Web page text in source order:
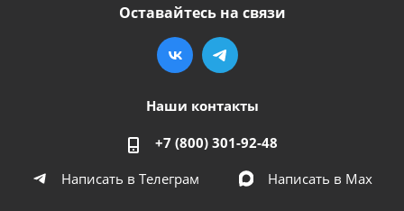
Оставайтесь на связи
Наши контакты
+7 (800) 301-92-48
Написать в Телеграм
Написать в Мах